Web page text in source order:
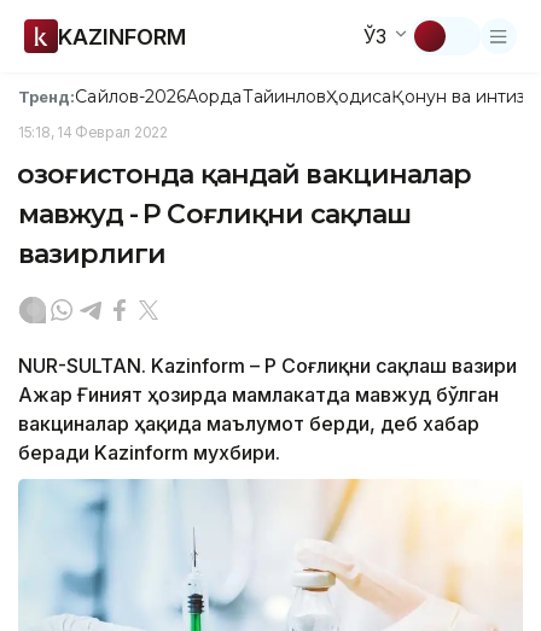
KAZINFORM ЎЗ
Тренд:Сайлов-2026АқордаТайинловҲодисаҚонун ва
15:18, 14 Феврал 2022
Қозоғистонда қандай вакциналар
мавжуд - ҚР Соғлиқни сақлаш
вазирлиги
NUR-SULTAN. Kazinform – ҚР Соғлиқни сақлаш вазири
Ажар Ғиният ҳозирда мамлакатда мавжуд бўлган
вакциналар ҳақида маълумот берди, деб хабар
беради Kazinform мухбири.